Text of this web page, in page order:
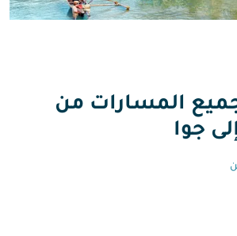
المسارات من
جوا